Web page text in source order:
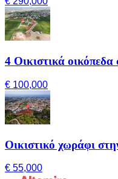
4 Οικιστικά
€ 100,000
Οικιστικό χωράφι
€ 55,000